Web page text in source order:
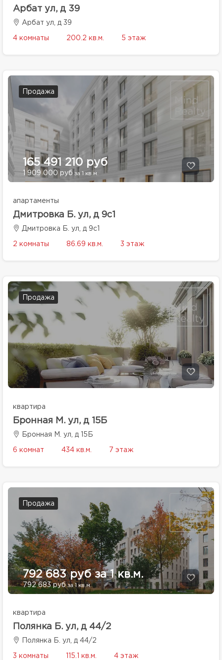
Арбат ул, д 39
Арбат ул, д 39
4 комнаты 200.2 кв.м. 5 этаж
Продажа
165 491 210 руб
1 909 000 руб за 1 кв.м.
апартаменты
Дмитровка Б. ул, д 9с1
Дмитровка Б. ул, д 9с1
2 комнаты 86.69 кв.м. 3 этаж
Продажа
квартира
Бронная М. ул, д 15Б
Бронная М. ул, д 15Б
6 комнат 434 кв.м. 7 этаж
Продажа
792 683 руб за 1 кв.м.
792 683 рубза 1 кв.м.
квартира
Полянка Б. ул, д 44/2
Полянка Б. ул, д 44/2
3 комнаты 115.1 кв.м. 4 этаж